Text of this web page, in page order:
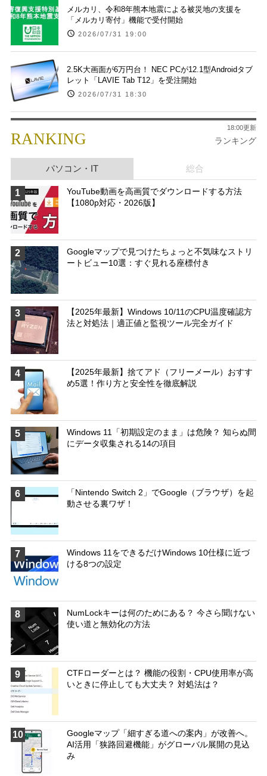
メルカリ、令和8年熊本地震による被災地の支援を
「メルカリ寄付」機能で受付開始
2026/07/31 19:00
2.5K大画面が6万円台！ NEC PCが12.1型Androidタブ
レット「LAVIE Tab T12」を受注開始
2026/07/31 18:30
RANKING ランキング
18:00更新
パソコン・IT 総合
1
YouTube動画を高画質でダウンロードする方法
【1080p対応・2026版】
2
Googleマップで見つけたちょっと不気味なストリ
ートビュー10選：すぐ見れる座標付き
3
【2025年最新】Windows 10/11のCPU温度確認方
法と対処法｜適正値と監視ツール完全ガイド
4
【2025年最新】捨てアド（フリーメール）おすす
め5選！作り方と安全性を徹底解説
5
Windows 11「初期設定のまま」は危険？ 知らぬ間
にデータ収集される14の項目
6
「Nintendo Switch 2」でGoogle（ブラウザ）を起
動させる裏ワザ！
7
Windows 11をできるだけWindows 10仕様に近づ
ける8つの設定
8
NumLockキーは何のためにある？ 今さら聞けない
使い道と無効化の方法
9
CTFローダーとは？ 機能の役割・CPU使用率が高
いときに停止しても大丈夫？ 対処法は？
10
Googleマップ「細すぎる道への案内」が改善へ。
AI活用「狭路回避機能」がグローバル展開の見込
み